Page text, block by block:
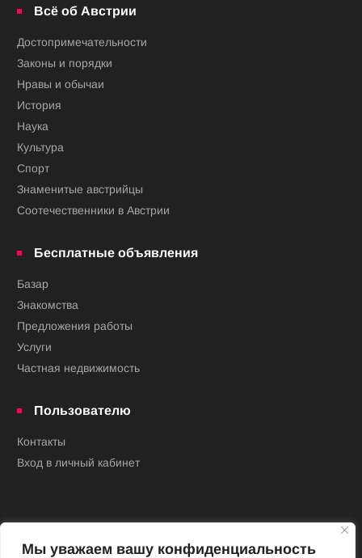
Мы уважаем вашу конфиденциальность
Всё об Австрии
Достопримечательности
Законы и порядки
Нравы и обычаи
История
Наука
Культура
Спорт
Знаменитые австрийцы
Соотечественники в Австрии
Бесплатные объявления
Базар
Знакомства
Предложения работы
Услуги
Частная недвижимость
Пользователю
Контакты
Вход в личный кабинет